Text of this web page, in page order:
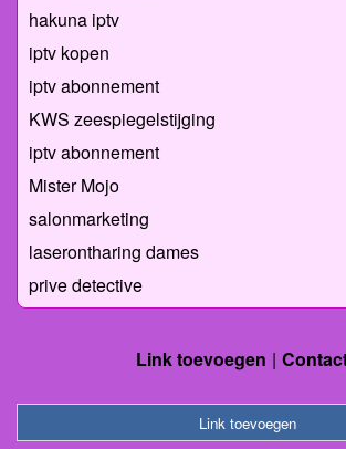
hakuna iptv
iptv kopen
iptv abonnement
KWS zeespiegelstijging
iptv abonnement
Mister Mojo
salonmarketing
laserontharing dames
prive detective
Link toevoegen
Link toevoegen